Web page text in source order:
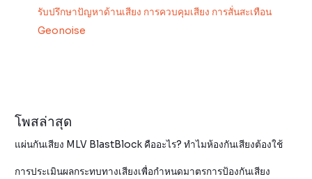
รับปรึกษาปัญหาด้านเสียง การควบคุมเสียง การสั่นสะเทือน
Geonoise
โพสล่าสุด
แผ่นกันเสียง MLV BlastBlock คืออะไร? ทำไมห้องกันเสียงต้องใช้
การประเมินผลกระทบทางเสียงเพื่อกำหนดมาตรการป้องกันเสียง